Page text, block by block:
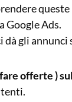
Google Ads.
dà gli annunci
offerte )